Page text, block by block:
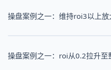
操盘案例之一：维持roi3以上放
操盘案例之一：roi从0.2拉升至